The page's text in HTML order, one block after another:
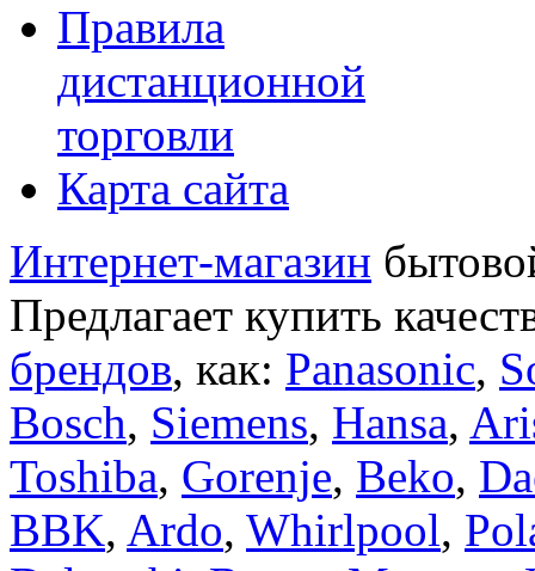
Правила
дистанционной
торговли
Карта сайта
Интернет-магазин
Предлагает купить
брендов, как: Panasonic,
Bosch, Siemens, Hansa,
Toshiba, Gorenje, Beko,
BBK, Ardo, Whirlpool,